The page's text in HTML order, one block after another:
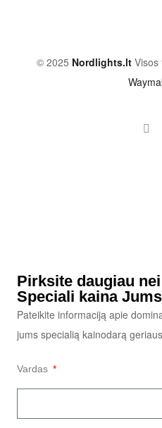
© 2025 Nordlights.ltVisos
Pirksite daugiau
Speciali kaina
Pateikite informaciją apie
jums specialią kainodarą
Vardas